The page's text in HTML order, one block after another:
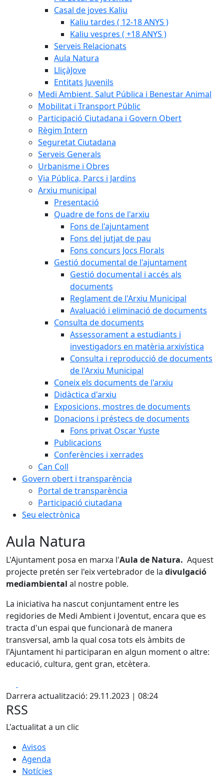
Casal de joves Kaliu
Kaliu tardes ( 12-18 ANYS )
Kaliu vespres ( +18 ANYS )
Serveis Relacionats
Aula Natura
LliçàJove
Entitats Juvenils
Medi Ambient, Salut Pública i Benestar Animal
Mobilitat i Transport Públic
Participació Ciutadana i Govern Obert
Règim Intern
Seguretat Ciutadana
Serveis Generals
Urbanisme i Obres
Via Pública, Parcs i Jardins
Arxiu municipal
Presentació
Quadre de fons de l'arxiu
Fons de l'ajuntament
Fons del jutjat de pau
Fons concurs Jocs Florals
Gestió documental de l'ajuntament
Gestió documental i accés als
documents
Reglament de l'Arxiu Municipal
Avaluació i eliminació de documents
Consulta de documents
Assessorament a estudiants i
investigadors en matèria arxivística
Consulta i reproducció de documents
de l'Arxiu Municipal
Coneix els documents de l'arxiu
Didàctica d'arxiu
Exposicions, mostres de documents
Donacions i préstecs de documents
Fons privat Oscar Yuste
Publicacions
Conferències i xerrades
Can Coll
Govern obert i transparència
Portal de transparència
Participació ciutadana
Seu electrònica
Aula Natura
L'Ajuntament posa en marxa l'Aula de Natura. Aquest
projecte pretén ser l'eix vertebrador de la divulgació
mediambiental al nostre poble.
La iniciativa ha nascut conjuntament entre les
regidories de Medi Ambient i Joventut, encara que es
tracta d'un espai que funcionarà de manera
transversal, amb la qual cosa tots els àmbits de
l'Ajuntament hi participaran en algun moment o altre:
educació, cultura, gent gran, etcètera.
Darrera actualització: 29.11.2023 | 08:24
RSS
L'actualitat a un clic
Avisos
Agenda
Notícies